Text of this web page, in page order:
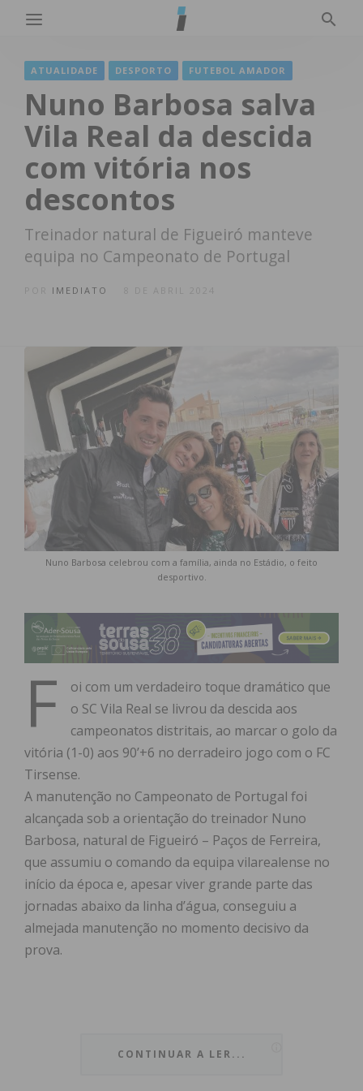
ATUALIDADE DESPORTO FUTEBOL AMADOR
Nuno Barbosa salva
Vila Real da descida
com vitória nos
descontos
Treinador natural de Figueiró manteve
equipa no Campeonato de Portugal
IMEDIATO 8 DE ABRIL 2024
Nuno Barbosa celebrou com a família, ainda no Estádio, o feito
desportivo.
F
oi com um verdadeiro toque dramático que
o SC Vila Real se livrou da descida aos
campeonatos distritais, ao marcar o golo da
vitória (1-0) aos 90’+6 no derradeiro jogo com o FC
Tirsense.
A manutenção no Campeonato de Portugal foi
alcançada sob a orientação do treinador Nuno
Barbosa, natural de Figueiró – Paços de Ferreira,
que assumiu o comando da equipa vilarealense no
início da época e, apesar viver grande parte das
jornadas abaixo da linha d’água, conseguiu a
almejada manutenção no momento decisivo da
prova.
êxito o trabalho realizado em Vila Real, onde
CONTINUAR A LER...